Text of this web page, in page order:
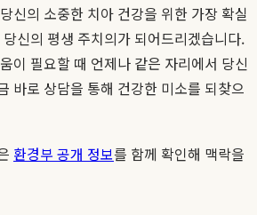
신의 소중한 치아 건강을 위한 가장 확실
당신의 평생 주치의가 되어드리겠습니다.
이 필요할 때 언제나 같은 자리에서 당신
바로 상담을 통해 건강한 미소를 되찾으
환경부 공개 정보를 함께 확인해 맥락을